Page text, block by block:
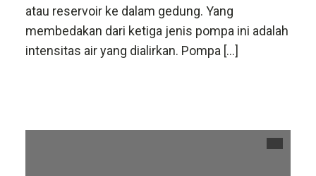
atau reservoir ke dalam gedung. Yang
membedakan dari ketiga jenis pompa ini adalah
intensitas air yang dialirkan. Pompa […]